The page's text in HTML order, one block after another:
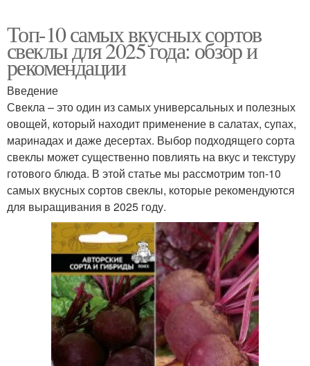
Топ-10 самых вкусных сортов
свеклы для 2025 года: обзор и
рекомендации
Введение
Свекла – это один из самых универсальных и полезных
овощей, который находит применение в салатах, супах,
маринадах и даже десертах. Выбор подходящего сорта
свеклы может существенно повлиять на вкус и текстуру
готового блюда. В этой статье мы рассмотрим топ-10
самых вкусных сортов свеклы, которые рекомендуются
для выращивания в 2025 году.